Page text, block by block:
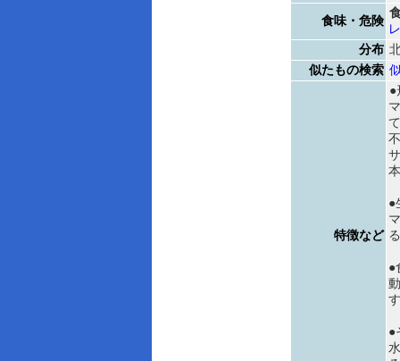
食味・危険
分布
似たもの検索
特徴など
●
●
●
●